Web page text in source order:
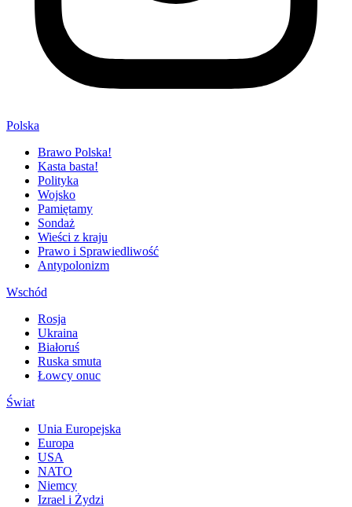
Polska
Brawo Polska!
Kasta basta!
Polityka
Wojsko
Pamiętamy
Sondaż
Wieści z kraju
Prawo i Sprawiedliwość
Antypolonizm
Wschód
Rosja
Ukraina
Białoruś
Ruska smuta
Łowcy onuc
Świat
Unia Europejska
Europa
USA
NATO
Niemcy
Izrael i Żydzi